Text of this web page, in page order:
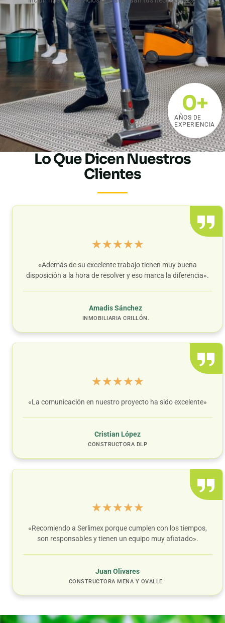
AÑOS DE
EXPERIENCIA
0+
Lo Que Dicen Nuestros
Clientes
★★★★★
«Además de su excelente trabajo tienen muy buena
disposición a la hora de resolver y eso marca la diferencia».
Amadis Sánchez
INMOBILIARIA CRILLÓN.
★★★★★
«La comunicación en nuestro proyecto ha sido excelente»
Cristian López
CONSTRUCTORA DLP
★★★★★
«Recomiendo a Serlimex porque cumplen con los tiempos,
son responsables y tienen un equipo muy afiatado».
Juan Olivares
CONSTRUCTORA MENA Y OVALLE